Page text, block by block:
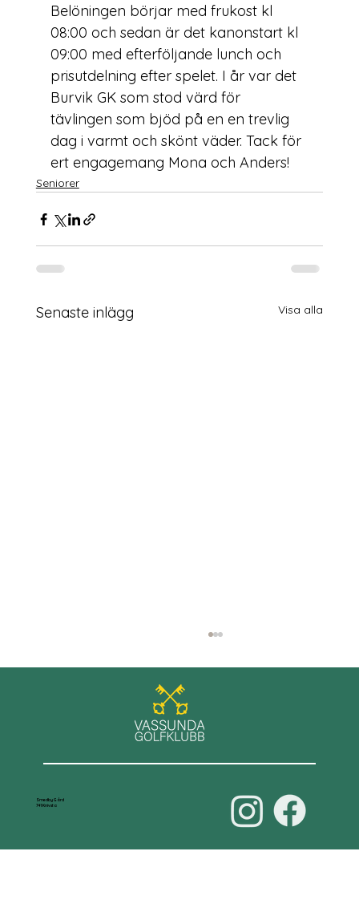
Belöningen börjar med frukost kl
08:00 och sedan är det kanonstart kl
09:00 med efterföljande lunch och
prisutdelning efter spelet. I år var det
Burvik GK som stod värd för
tävlingen som bjöd på en en trevlig
dag i varmt och skönt väder. Tack för
ert engagemang Mona och Anders!
Seniorer
Senaste inlägg Visa alla
GT+ spel på Roslagens GK
Smedby Gård
741 Knivsta